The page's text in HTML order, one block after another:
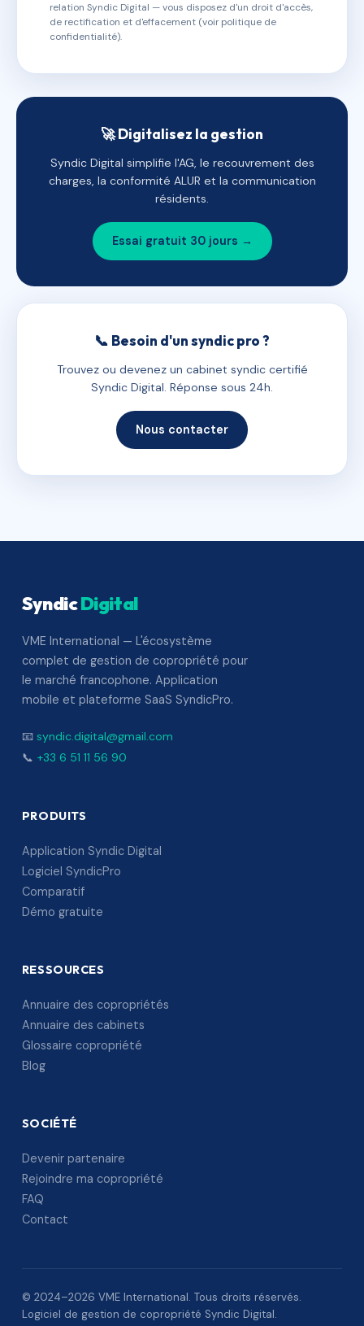
relation Syndic Digital — vous disposez d'un droit d'accès,
de rectification et d'effacement (voir politique de
confidentialité).
🚀 Digitalisez la gestion
Syndic Digital simplifie l'AG, le recouvrement des
charges, la conformité ALUR et la communication
résidents.
Essai gratuit 30 jours →
📞 Besoin d'un syndic pro ?
Trouvez ou devenez un cabinet syndic certifié
Syndic Digital. Réponse sous 24h.
Nous contacter
SyndicDigital
VME International — L'écosystème
complet de gestion de copropriété pour
le marché francophone. Application
mobile et plateforme SaaS SyndicPro.
📧 syndic.digital@gmail.com
📞 +33 6 51 11 56 90
PRODUITS
Application Syndic Digital
Logiciel SyndicPro
Comparatif
Démo gratuite
RESSOURCES
Annuaire des copropriétés
Annuaire des cabinets
Glossaire copropriété
Blog
SOCIÉTÉ
Devenir partenaire
Rejoindre ma copropriété
FAQ
Contact
© 2024–2026 VME International. Tous droits réservés.
Logiciel de gestion de copropriété Syndic Digital.